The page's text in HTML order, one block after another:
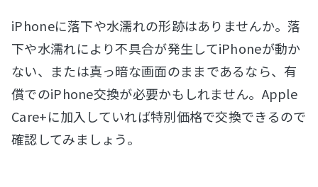
iPhoneに落下や水濡れの形跡はありませんか。落
下や水濡れにより不具合が発生してiPhoneが動か
ない、または真っ暗な画面のままであるなら、有
償でのiPhone交換が必要かもしれません。Apple
Care+に加入していれば特別価格で交換できるので
確認してみましょう。